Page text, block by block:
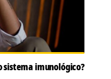
sistema imunológico?